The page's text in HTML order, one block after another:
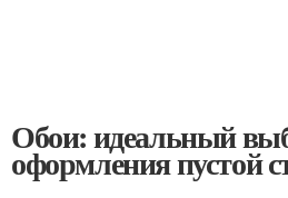
Обои: идеальный
оформления пустой